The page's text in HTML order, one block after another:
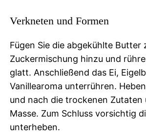
Verkneten und Formen
Fügen Sie die abgekühlte Butter
Zuckermischung hinzu und
glatt. Anschließend das Ei,
Vanillearoma unterrühren.
und nach die trockenen Zutaten
Masse. Zum Schluss vorsichtig
unterheben.